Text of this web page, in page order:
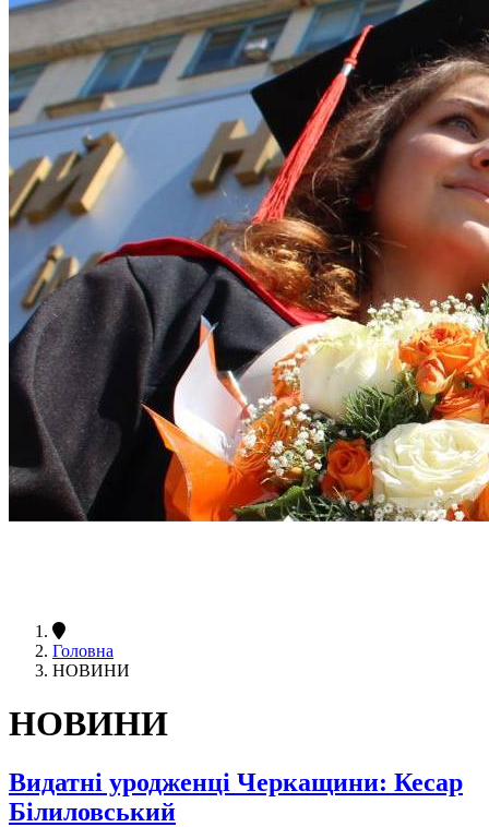
Головна
НОВИНИ
НОВИНИ
Видатні уродженці Черкащини: Кесар
Білиловський